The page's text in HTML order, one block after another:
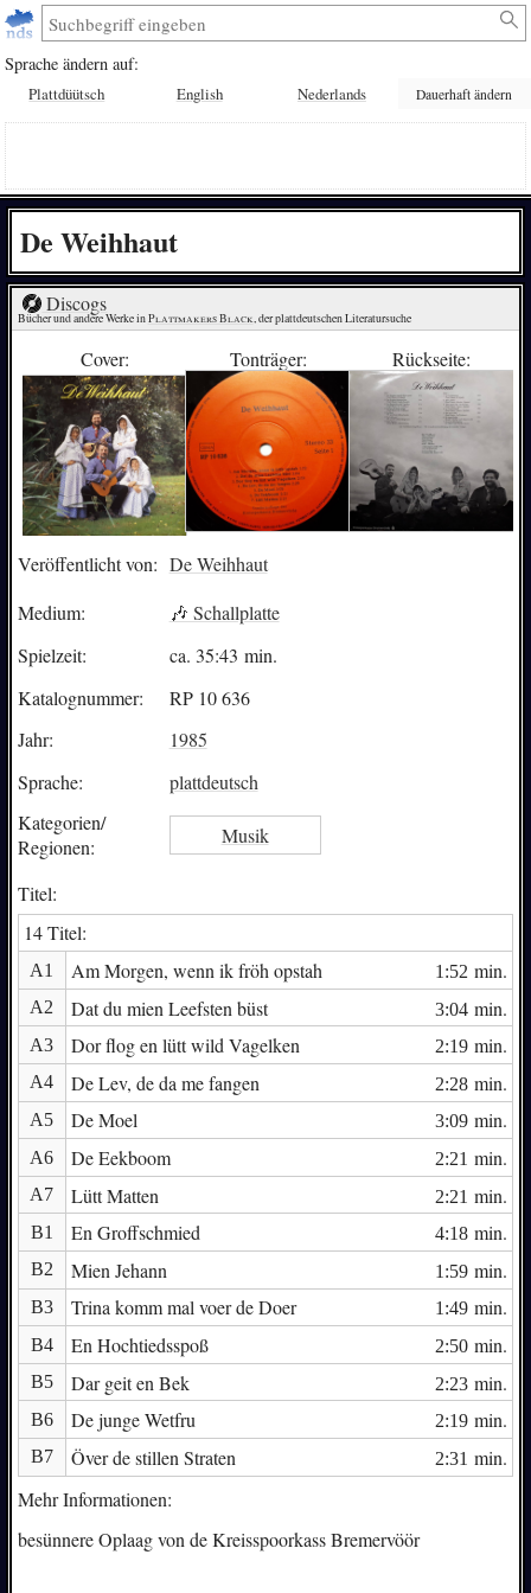
Sprache ändern auf:
Plattdüütsch English Nederlands Dauerhaft ändern
De Weihhaut
Discogs
Bücher und andere Werke in Plattmakers Black, der plattdeutschen Literatursuche
Cover: Tonträger: Rückseite:
Veröffentlicht von: De Weihhaut
Medium:
🎶 Schallplatte
Spielzeit:
ca. 35:43 min.
Katalognummer:
RP 10 636
Jahr:
1985
Sprache:
plattdeutsch
Kategorien/
Regionen:
Musik
Titel:
14 Titel:
A1 Am Morgen, wenn ik fröh opstah 1:52 min.
A2 Dat du mien Leefsten büst 3:04min.
A3 Dor flog en lütt wild Vagelken 2:19min.
A4 De Lev, de da me fangen 2:28min.
A5 De Moel 3:09min.
A6 De Eekboom 2:21 min.
A7 Lütt Matten 2:21 min.
B1 En Groffschmied 4:18min.
B2 Mien Jehann 1:59min.
B3 Trina komm mal voer de Doer 1:49min.
B4 En Hochtiedsspoß 2:50min.
B5 Dar geit en Bek 2:23min.
B6 De junge Wetfru 2:19min.
B7 Över de stillen Straten 2:31 min.
Mehr Informationen:
besünnere Oplaag von de Kreisspoorkass Bremervöör